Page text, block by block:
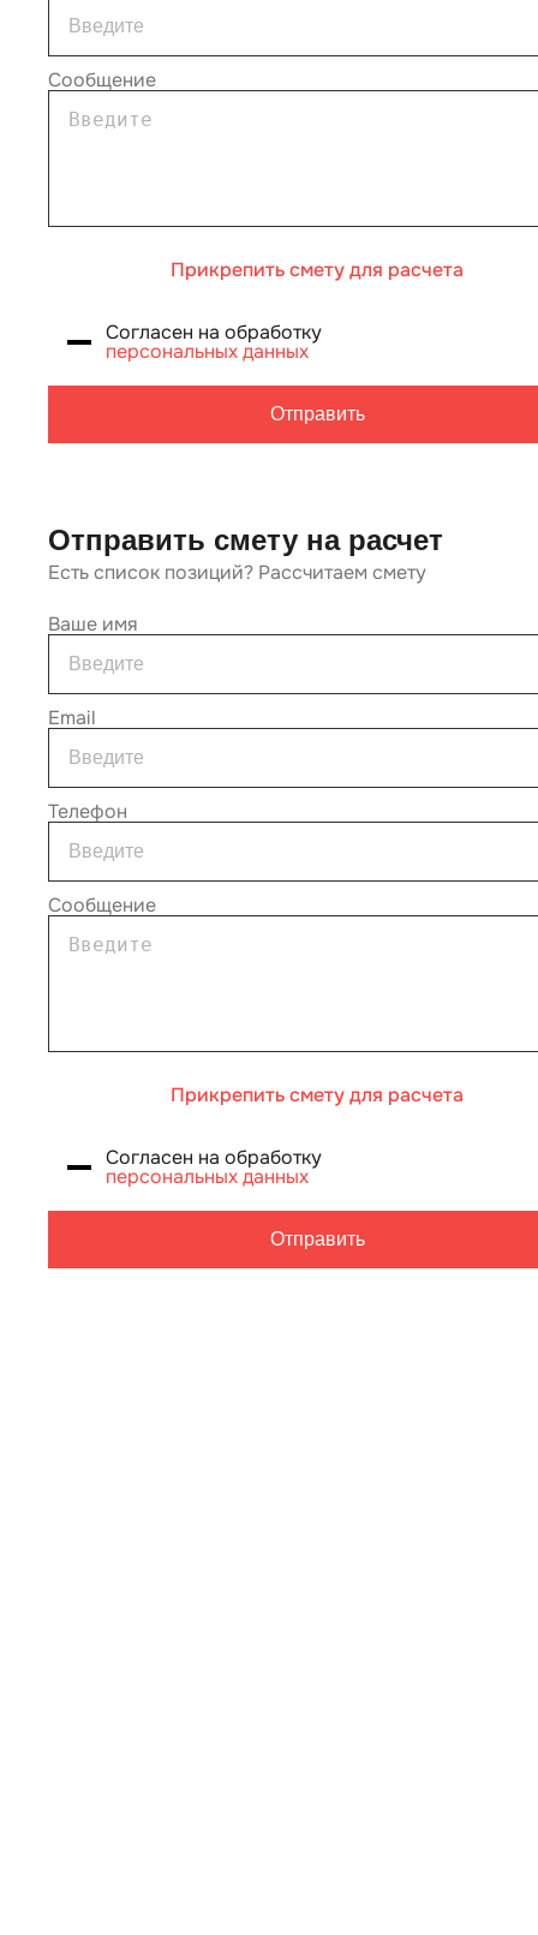
Сообщение
Прикрепить смету для расчета
Согласен на обработку
персональных данных
Отправить
Отправить смету на расчет
Есть список позиций? Рассчитаем смету
Ваше имя
Email
Телефон
Сообщение
Прикрепить смету для расчета
Согласен на обработку
персональных данных
Отправить